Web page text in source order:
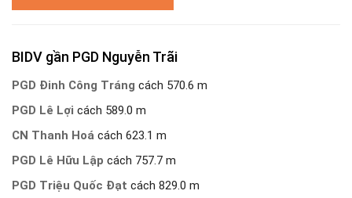
BIDV gần PGD Nguyễn Trãi
PGD Đinh Công Tráng cách 570.6 m
PGD Lê Lợi cách 589.0 m
CN Thanh Hoá cách 623.1 m
PGD Lê Hữu Lập cách 757.7 m
PGD Triệu Quốc Đạt cách 829.0 m